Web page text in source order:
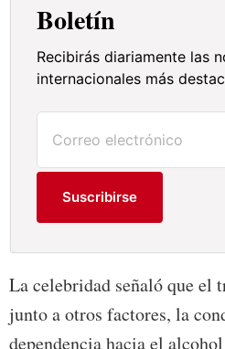
Boletín
Recibirás diariamente las
internacionales más
Suscribirse
La celebridad señaló que el
junto a otros factores, la
dependencia hacia el